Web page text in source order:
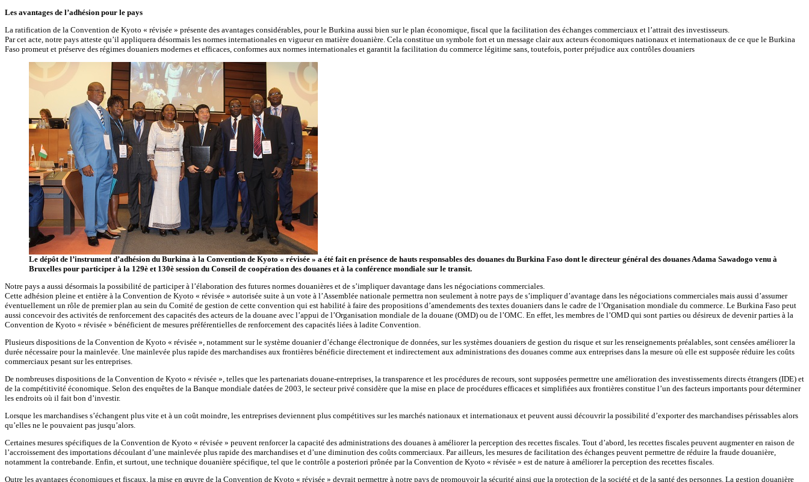
Les avantages de l’adhésion pour le pays
La ratification de la Convention de Kyoto « révisée » présente des avantages considérables, pour le Burkina aussi bien sur le plan économique, fiscal que la facilitation des échanges commerciaux et l’attrait des investisseurs.
Par cet acte, notre pays atteste qu’il appliquera désormais les normes internationales en vigueur en matière douanière. Cela constitue un symbole fort et un message clair aux acteurs économiques nationaux et internationaux de ce que le Burkina
Faso promeut et préserve des régimes douaniers modernes et efficaces, conformes aux normes internationales et garantit la facilitation du commerce légitime sans, toutefois, porter préjudice aux contrôles douaniers
Le dépôt de l’instrument d’adhésion du Burkina à la Convention de Kyoto « révisée » a été fait en présence de hauts responsables des douanes du Burkina Faso dont le directeur général des douanes Adama Sawadogo venu à
Bruxelles pour participer à la 129è et 130è session du Conseil de coopération des douanes et à la conférence mondiale sur le transit.
Notre pays a aussi désormais la possibilité de participer à l’élaboration des futures normes douanières et de s’impliquer davantage dans les négociations commerciales.
Cette adhésion pleine et entière à la Convention de Kyoto « révisée » autorisée suite à un vote à l’Assemblée nationale permettra non seulement à notre pays de s’impliquer d’avantage dans les négociations commerciales mais aussi d’assumer
éventuellement un rôle de premier plan au sein du Comité de gestion de cette convention qui est habilité à faire des propositions d’amendements des textes douaniers dans le cadre de l’Organisation mondiale du commerce. Le Burkina Faso peut
aussi concevoir des activités de renforcement des capacités des acteurs de la douane avec l’appui de l’Organisation mondiale de la douane (OMD) ou de l’OMC. En effet, les membres de l’OMD qui sont parties ou désireux de devenir parties à la
Convention de Kyoto « révisée » bénéficient de mesures préférentielles de renforcement des capacités liées à ladite Convention.
Plusieurs dispositions de la Convention de Kyoto « révisée », notamment sur le système douanier d’échange électronique de données, sur les systèmes douaniers de gestion du risque et sur les renseignements préalables, sont censées améliorer la
durée nécessaire pour la mainlevée. Une mainlevée plus rapide des marchandises aux frontières bénéficie directement et indirectement aux administrations des douanes comme aux entreprises dans la mesure où elle est supposée réduire les coûts
commerciaux pesant sur les entreprises.
De nombreuses dispositions de la Convention de Kyoto « révisée », telles que les partenariats douane-entreprises, la transparence et les procédures de recours, sont supposées permettre une amélioration des investissements directs étrangers (IDE) et
de la compétitivité économique. Selon des enquêtes de la Banque mondiale datées de 2003, le secteur privé considère que la mise en place de procédures efficaces et simplifiées aux frontières constitue l’un des facteurs importants pour déterminer
les endroits où il fait bon d’investir.
Lorsque les marchandises s’échangent plus vite et à un coût moindre, les entreprises deviennent plus compétitives sur les marchés nationaux et internationaux et peuvent aussi découvrir la possibilité d’exporter des marchandises périssables alors
qu’elles ne le pouvaient pas jusqu’alors.
Certaines mesures spécifiques de la Convention de Kyoto « révisée » peuvent renforcer la capacité des administrations des douanes à améliorer la perception des recettes fiscales. Tout d’abord, les recettes fiscales peuvent augmenter en raison de
l’accroissement des importations découlant d’une mainlevée plus rapide des marchandises et d’une diminution des coûts commerciaux. Par ailleurs, les mesures de facilitation des échanges peuvent permettre de réduire la fraude douanière,
notamment la contrebande. Enfin, et surtout, une technique douanière spécifique, tel que le contrôle a posteriori prônée par la Convention de Kyoto « révisée » est de nature à améliorer la perception des recettes fiscales.
Outre les avantages économiques et fiscaux, la mise en œuvre de la Convention de Kyoto « révisée » devrait permettre à notre pays de promouvoir la sécurité ainsi que la protection de la société et de la santé des personnes. La gestion douanière